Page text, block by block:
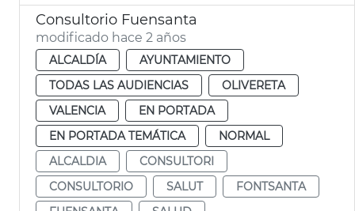
Consultorio Fuensanta
modificado hace 2 años
ALCALDÍA
AYUNTAMIENTO
TODAS LAS AUDIENCIAS
OLIVERETA
VALENCIA
EN PORTADA
EN PORTADA TEMÁTICA
NORMAL
ALCALDIA
CONSULTORI
CONSULTORIO
SALUT
FONTSANTA